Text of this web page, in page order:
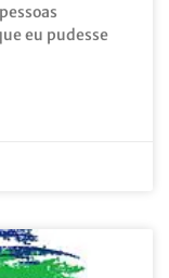
eu pudesse